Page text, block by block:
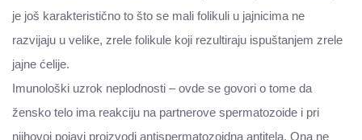
je još karakteristično to što se mali folikuli u jajnicima ne
razvijaju u velike, zrele folikule koji rezultiraju ispuštanjem zrele
jajne ćelije.
Imunološki uzrok neplodnosti – ovde se govori o tome da
žensko telo ima reakciju na partnerove spermatozoide i pri
njihovoj pojavi proizvodi antispermatozoidna antitela. Ona ne